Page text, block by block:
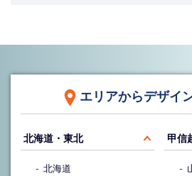
エリアからデザイ
北海道・東北
北海道
甲信